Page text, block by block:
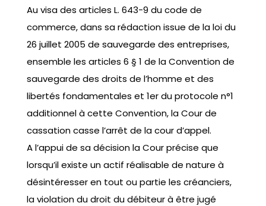
Au visa des articles L. 643-9 du code de
commerce, dans sa rédaction issue de la loi du
26 juillet 2005 de sauvegarde des entreprises,
ensemble les articles 6 § 1 de la Convention de
sauvegarde des droits de l’homme et des
libertés fondamentales et 1er du protocole n°1
additionnel à cette Convention, la Cour de
cassation casse l’arrêt de la cour d’appel.
A l’appui de sa décision la Cour précise que
lorsqu’il existe un actif réalisable de nature à
désintéresser en tout ou partie les créanciers,
la violation du droit du débiteur à être jugé